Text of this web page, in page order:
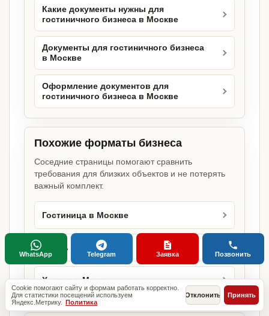
Какие документы нужны для
гостиничного бизнеса в Москве
Документы для гостиничного бизнеса
в Москве
Оформление документов для
гостиничного бизнеса в Москве
Похожие форматы бизнеса
Соседние страницы помогают сравнить
требования для близких объектов и не потерять
важный комплект.
Гостиница в Москве
Отель в Москве
Хостел в Москве
Cookie помогают сайту и формам работать корректно.
Для статистики посещений используем
Яндекс.Метрику. Политика
Отклонить Принять
WhatsApp Telegram Заявка Позвонить